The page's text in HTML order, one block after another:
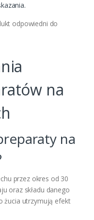
odpowiedni do
na
na
przez okres od 30
oraz składu danego
żucia utrzymują efekt